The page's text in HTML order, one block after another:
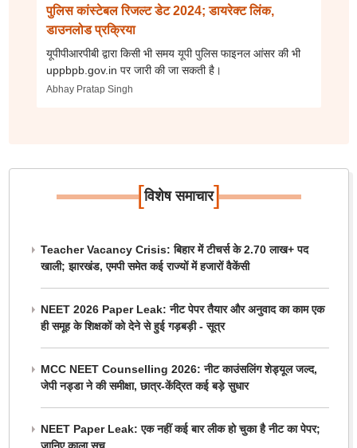
पुलिस कांस्टेबल रिजल्ट डेट 2024; डायरेक्ट लिंक,
डाउनलोड प्रक्रिया
यूपीपीआरपीबी द्वारा किसी भी समय यूपी पुलिस फाइनल आंसर की भी
uppbpb.gov.in पर जारी की जा सकती है।
Abhay Pratap Singh
[विशेष समाचार]
Teacher Vacancy Crisis: बिहार में टीचर्स के 2.70 लाख+ पद
खाली; झारखंड, एमपी समेत कई राज्यों में हजारों वैकेंसी
NEET 2026 Paper Leak: नीट पेपर तैयार और अनुवाद का काम एक
ही समूह के शिक्षकों को देने से हुई गड़बड़ी - सूत्र
MCC NEET Counselling 2026: नीट काउंसलिंग शेड्यूल जल्द,
जेपी नड्डा ने की समीक्षा, छात्र-केंद्रित कई बड़े सुधार
NEET Paper Leak: एक नहीं कई बार लीक हो चुका है नीट का पेपर;